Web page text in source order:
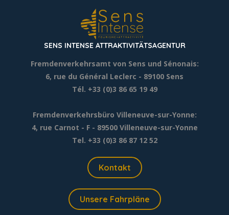
SENS INTENSE ATTRAKTIVITÄTSAGENTUR
Fremdenverkehrsamt von Sens und Sénonais:
6, rue du Général Leclerc - 89100 Sens
Tél. +33 (0)3 86 65 19 49
Fremdenverkehrsbüro Villeneuve-sur-Yonne:
4, rue Carnot - F - 89500 Villeneuve-sur-Yonne
Tel. +33 (0)3 86 87 12 52
Kontakt
Unsere Fahrpläne